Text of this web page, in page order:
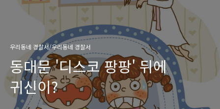
우리동네 경찰서/우리동네 경찰서
동대문 '디스코 팡팡' 뒤에
귀신이?